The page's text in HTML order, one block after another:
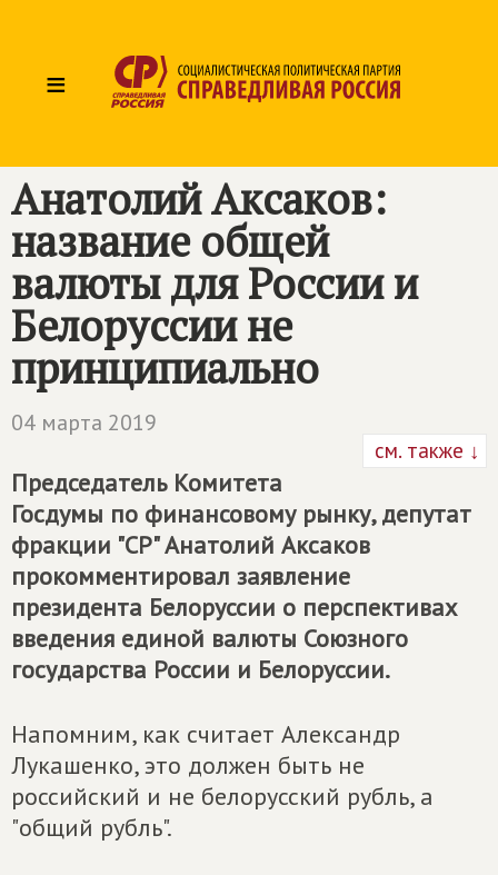
≡
Анатолий Аксаков:
название общей
валюты для России и
Белоруссии не
принципиально
04 марта 2019
см. также ↓
Председатель Комитета
Госдумы по финансовому рынку, депутат
фракции "СР" Анатолий Аксаков
прокомментировал заявление
президента Белоруссии о перспективах
введения единой валюты Союзного
государства России и Белоруссии.
Напомним, как считает Александр
Лукашенко, это должен быть не
российский и не белорусский рубль, а
"общий рубль".